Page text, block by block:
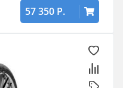
57 350 Р.